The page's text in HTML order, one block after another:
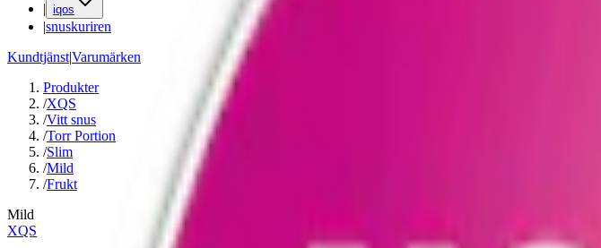
| iqos
|snuskuriren
Kundtjänst|Varumärken
Produkter
/XQS
/Vitt snus
/Torr Portion
/Slim
/Mild
/Frukt
Mild
XQS